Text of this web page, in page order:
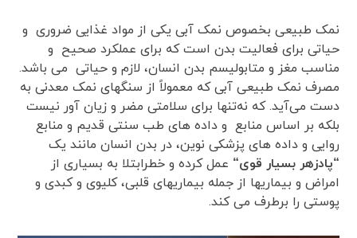
نمک طبیعی بخصوص نمک آبی یکی از مواد غذایی ضروری و
حیاتی برای فعالیت بدن است که برای عملکرد صحیح و
مناسب مغز و متابولیسم بدن انسان، لازم و حیاتی می باشد.
مصرف نمک طبیعی آبی که معمولاً از سنگهای نمک معدنی به
دست می‌آید. که نه‌تنها برای سلامتی مضر و زیان آور نیست
بلکه بر اساس منابع و داده های طب سنتی قدیم و منابع
روایی و داده های پزشکی نوین، در بدن انسان مانند یک
“پادزهر بسیار قوی“ عمل کرده و خطرابتلا به بسیاری از
امراض و بیماریها از جمله بیماریهای قلبی، کلیوی و کبدی و
پوستی را برطرف می کند.